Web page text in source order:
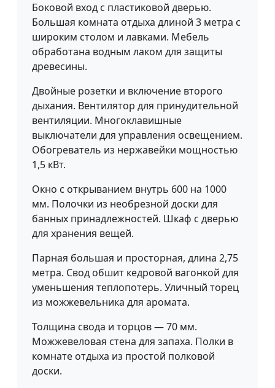
Боковой вход с пластиковой дверью.
Большая комната отдыха длиной 3 метра с
широким столом и лавками. Мебель
обработана водным лаком для защиты
древесины.
Двойные розетки и включение второго
дыхания. Вентилятор для принудительной
вентиляции. Многоклавишные
выключатели для управления освещением.
Обогреватель из нержавейки мощностью
1,5 кВт.
Окно с открыванием внутрь 600 на 1000
мм. Полочки из необрезной доски для
банных принадлежностей. Шкаф с дверью
для хранения вещей.
Парная большая и просторная, длина 2,75
метра. Свод обшит кедровой вагонкой для
уменьшения теплопотерь. Уличный торец
из можжевельника для аромата.
Толщина свода и торцов — 70 мм.
Можжевеловая стена для запаха. Полки в
комнате отдыха из простой полковой
доски.